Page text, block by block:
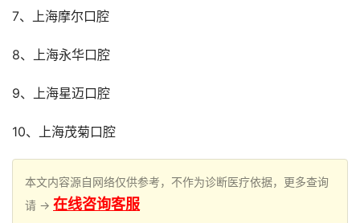
7、上海摩尔口腔
8、上海永华口腔
9、上海星迈口腔
10、上海茂菊口腔
本文内容源自网络仅供参考，不作为诊断医疗依据，更多查询
请 → 在线咨询客服